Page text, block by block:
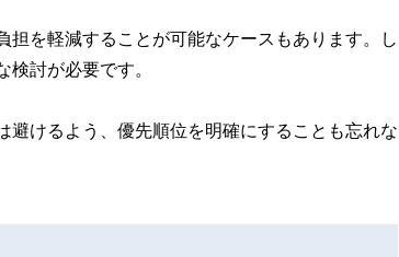
を軽減することが可能なケースもあります。し
討が必要です。
けるよう、優先順位を明確にすることも忘れな